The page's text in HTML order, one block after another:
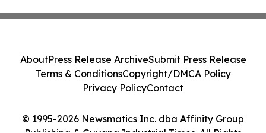
© 1995-2026 Newsmatics Inc. dba Affinity Group
AboutPress Release ArchiveSubmit Press Release
Terms & ConditionsCopyright/DMCA Policy
Privacy PolicyContact